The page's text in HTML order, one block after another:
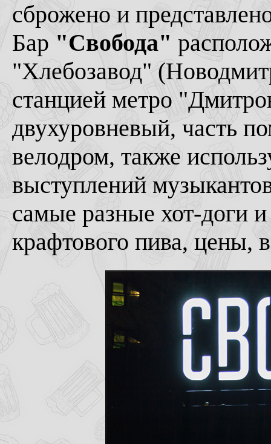
сброжено и
Бар"Свобода"
"Хлебозавод"
станцией метро
двухуровневый, часть
велодром, также
выступлений
самые разные хот-доги
крафтового пива, цены,